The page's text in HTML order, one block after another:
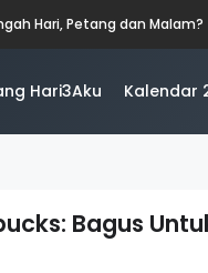
Pascasiswazah, Doktor
Hari3Aku Kalendar
Bagus